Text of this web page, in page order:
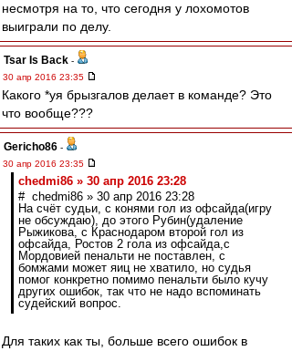
несмотря на то, что сегодня у лохомотов
выиграли по делу.
Tsar Is Back -
30 апр 2016 23:35
Какого *уя брызгалов делает в команде? Это
что вообще???
Gericho86 -
30 апр 2016 23:35
chedmi86 » 30 апр 2016 23:28
# chedmi86 » 30 апр 2016 23:28
На счёт судьи, с конями гол из офсайда(игру
не обсуждаю), до этого Рубин(удаление
Рыжикова, с Краснодаром второй гол из
офсайда, Ростов 2 гола из офсайда,с
Мордовией пенальти не поставлен, с
бомжами может яиц не хватило, но судья
помог конкретно помимо пенальти было кучу
других ошибок, так что не надо вспоминать
судейский вопрос.
Для таких как ты, больше всего ошибок в